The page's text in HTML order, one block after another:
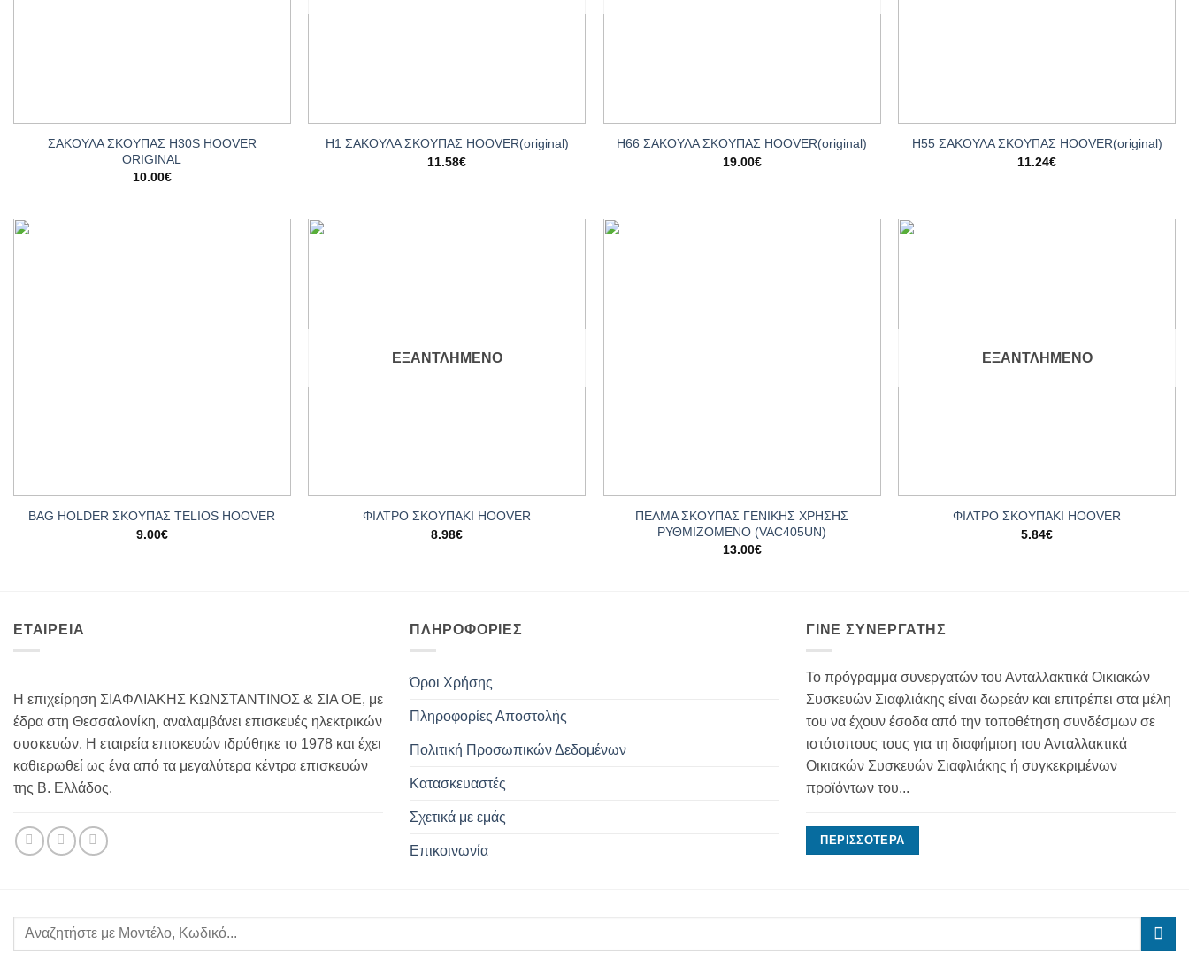
ΣΑΚΟΥΛΑ ΣΚΟΥΠΑΣ H30S HOOVER
ORIGINAL
10.00€
Η1 ΣΑΚΟΥΛΑ ΣΚΟΥΠΑΣ HOOVER(original)
11.58€
Η66 ΣΑΚΟΥΛΑ ΣΚΟΥΠΑΣ HOOVER(original)
19.00€
Η55 ΣΑΚΟΥΛΑ ΣΚΟΥΠΑΣ HOOVER(original)
11.24€
BAG HOLDER ΣΚΟΥΠΑΣ TELIOS HOOVER
9.00€
ΕΞΑΝΤΛΗΜΈΝΟ
ΦΙΛΤΡΟ ΣΚΟΥΠΑΚΙ HOOVER
8.98€
ΠΕΛΜΑ ΣΚΟΥΠΑΣ ΓΕΝΙΚΗΣ ΧΡΗΣΗΣ
ΡΥΘΜΙΖΟΜΕΝΟ (VAC405UN)
13.00€
ΕΞΑΝΤΛΗΜΈΝΟ
ΦΙΛΤΡΟ ΣΚΟΥΠΑΚΙ HOOVER
5.84€
ΕΤΑΙΡΕΙΑ
Η επιχείρηση ΣΙΑΦΛΙΑΚΗΣ ΚΩΝΣΤΑΝΤΙΝΟΣ & ΣΙΑ ΟΕ, με
έδρα στη Θεσσαλονίκη, αναλαμβάνει επισκευές ηλεκτρικών
συσκευών. Η εταιρεία επισκευών ιδρύθηκε το 1978 και έχει
καθιερωθεί ως ένα από τα μεγαλύτερα κέντρα επισκευών
της Β. Ελλάδος.
ΠΛΗΡΟΦΟΡΊΕΣ
Όροι Χρήσης
Πληροφορίες Αποστολής
Πολιτική Προσωπικών Δεδομένων
Κατασκευαστές
Σχετικά με εμάς
Επικοινωνία
ΓΊΝΕ ΣΥΝΕΡΓΆΤΗΣ
Το πρόγραμμα συνεργατών του Ανταλλακτικά Οικιακών
Συσκευών Σιαφλιάκης είναι δωρεάν και επιτρέπει στα μέλη
του να έχουν έσοδα από την τοποθέτηση συνδέσμων σε
ιστότοπους τους για τη διαφήμιση του Ανταλλακτικά
Οικιακών Συσκευών Σιαφλιάκης ή συγκεκριμένων
προϊόντων του...
ΠΕΡΙΣΣΌΤΕΡΑ